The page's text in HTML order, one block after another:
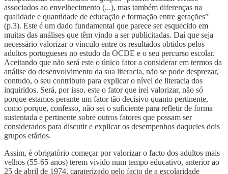
associados ao envelhecimento (...), mas também diferenças na
qualidade e quantidade de educação e formação entre gerações”
(p.3). Este é um dado fundamental que parece ser esquecido em
muitas das análises que têm vindo a ser publicitadas. Daí que seja
necessário valorizar o vínculo entre os resultados obtidos pelos
adultos portugueses no estudo da OCDE e o seu percurso escolar.
Aceitando que não será este o único fator a considerar em termos da
análise do desenvolvimento da sua literacia, não se pode desprezar,
contudo, o seu contributo para explicar o nível de literacia dos
inquiridos. Será, por isso, este o fator que irei valorizar, não só
porque estamos perante um fator tão decisivo quanto pertinente,
como porque, confesso, não sei o suficiente para refletir de forma
sustentada e pertinente sobre outros fatores que possam ser
considerados para discutir e explicar os desempenhos daqueles dois
grupos etários.
Assim, é obrigatório começar por valorizar o facto dos adultos mais
velhos (55-65 anos) terem vivido num tempo educativo, anterior ao
25 de abril de 1974, caraterizado pelo facto de a escolaridade